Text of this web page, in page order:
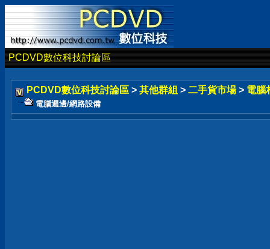
PCDVD數位科技討論區
PCDVD數位科技討論區 > 其他群組 > 二手貨市場 > 電腦
電腦週邊/網路設備